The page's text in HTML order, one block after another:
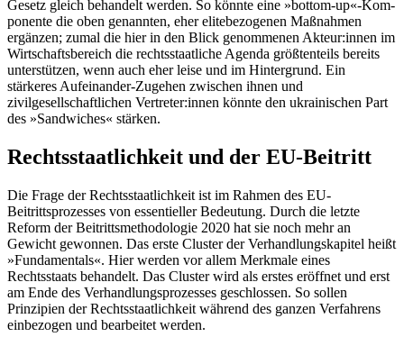
Gesetz gleich behandelt werden. So könnte eine »bottom-up«-Kom­
ponente die oben genannten, eher elitebezogenen Maßnahmen
ergänzen; zumal die hier in den Blick genommenen Akteur:innen im
Wirtschafts­bereich die rechtsstaatliche Agenda größten­teils bereits
unterstützen, wenn auch eher leise und im Hintergrund. Ein
stärkeres Aufeinander-Zugehen zwischen ihnen und
zivilgesellschaftlichen Vertreter:innen könnte den ukrainischen Part
des »Sand­wiches« stärken.
Rechtsstaatlichkeit und der EU-Beitritt
Die Frage der Rechtsstaatlichkeit ist im Rah­men des EU-
Beitrittsprozesses von essentieller Bedeutung. Durch die letzte
Reform der Beitrittsmethodologie 2020 hat sie noch mehr an
Gewicht gewonnen. Das erste Cluster der Verhandlungs­kapitel heißt
»Fundamentals«. Hier werden vor allem Merkmale eines
Rechtsstaats behandelt. Das Cluster wird als erstes eröffnet und erst
am Ende des Verhandlungsprozesses geschlossen. So sollen
Prinzipien der Rechtsstaatlichkeit während des ganzen Verfahrens
einbezogen und bearbeitet werden.